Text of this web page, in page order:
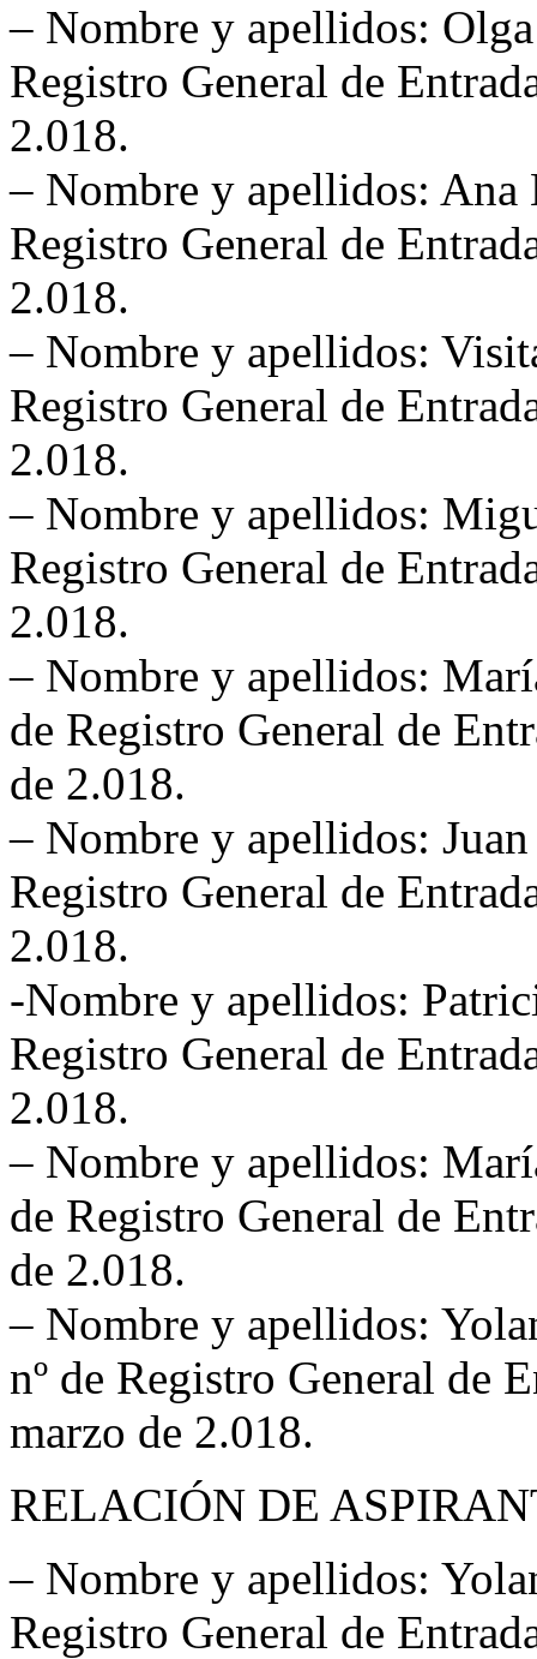
– Nombre y apellidos:
Registro General de
2.018.
– Nombre y apellidos: Ana
Registro General de
2.018.
– Nombre y apellidos:
Registro General de
2.018.
– Nombre y apellidos:
Registro General de
2.018.
– Nombre y apellidos:
de Registro General de
de 2.018.
– Nombre y apellidos: Juan
Registro General de
2.018.
-Nombre y apellidos:
Registro General de
2.018.
– Nombre y apellidos:
de Registro General de
de 2.018.
– Nombre y apellidos:
nº de Registro General de
marzo de 2.018.
RELACIÓN DE
– Nombre y apellidos:
Registro General de